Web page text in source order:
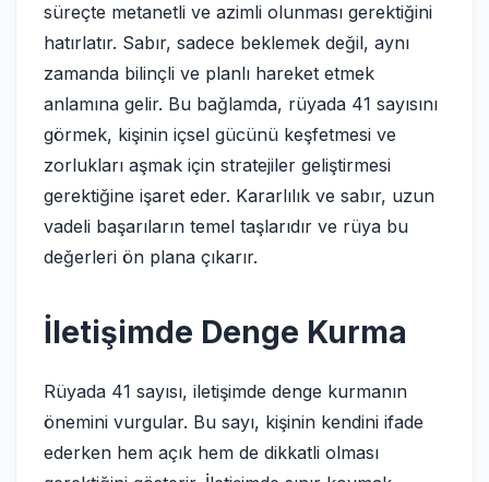
süreçte metanetli ve azimli olunması gerektiğini
hatırlatır. Sabır, sadece beklemek değil, aynı
zamanda bilinçli ve planlı hareket etmek
anlamına gelir. Bu bağlamda, rüyada 41 sayısını
görmek, kişinin içsel gücünü keşfetmesi ve
zorlukları aşmak için stratejiler geliştirmesi
gerektiğine işaret eder. Kararlılık ve sabır, uzun
vadeli başarıların temel taşlarıdır ve rüya bu
değerleri ön plana çıkarır.
İletişimde Denge Kurma
Rüyada 41 sayısı, iletişimde denge kurmanın
önemini vurgular. Bu sayı, kişinin kendini ifade
ederken hem açık hem de dikkatli olması